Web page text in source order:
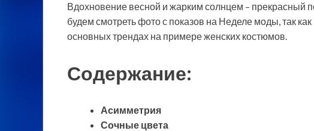
Вдохновение весной и жарким солнцем – прекрасный
будем смотреть фото с показов на Неделе моды, так
основных трендах на примере женских костюмов.
Содержание:
Асимметрия
Сочные цвета